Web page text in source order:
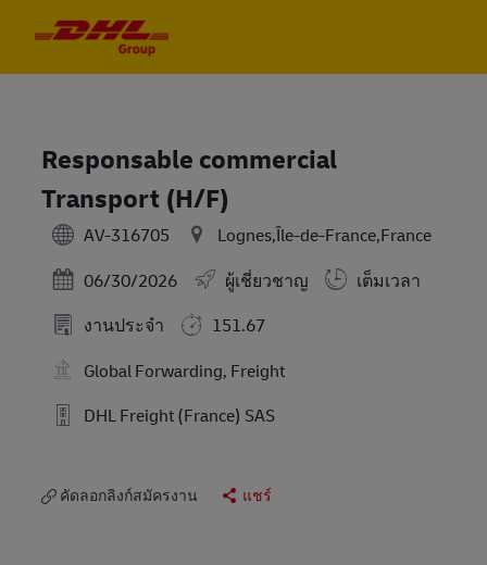
Responsable commercial
Transport (H/F)
AV-316705
Lognes,Île-de-France,France
Posted Date
06/30/2026 ผู้เชี่ยวชาญ
เต็มเวลา
งานประจำ
151.67
Global Forwarding, Freight
DHL Freight (France) SAS
คัดลอกลิงก์สมัครงาน แชร์